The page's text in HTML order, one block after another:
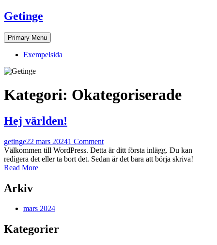
Skip
to
content
Getinge
Primary Menu
Exempelsida
Kategori: Okategoriserade
Hej världen!
getinge22 mars 20241 Comment
Välkommen till WordPress. Detta är ditt första inlägg. Du kan
redigera det eller ta bort det. Sedan är det bara att börja skriva!
Read More
Arkiv
mars 2024
Kategorier